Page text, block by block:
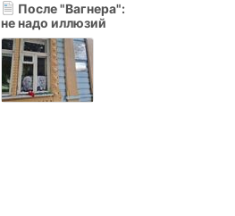
После "Вагнера":
не надо иллюзий